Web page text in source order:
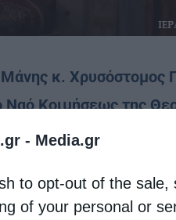
- Media.gr
to opt-out of the
of your personal or
κ. Χρυσόστομος
Ναό Κοιμήσεως της
χειροθέτησε σε
μας, τον